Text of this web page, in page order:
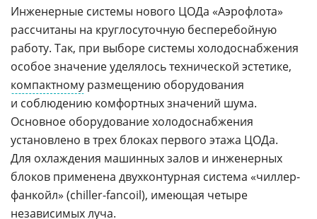
Инженерные системы нового ЦОДа «Аэрофлота»
рассчитаны на круглосуточную бесперебойную
работу. Так, при выборе системы холодоснабжения
особое значение уделялось технической эстетике,
компактному размещению оборудования
и соблюдению комфортных значений шума.
Основное оборудование холодоснабжения
установлено в трех блоках первого этажа ЦОДа.
Для охлаждения машинных залов и инженерных
блоков применена двухконтурная система «чиллер-
фанкойл» (chiller-fancoil), имеющая четыре
независимых луча.